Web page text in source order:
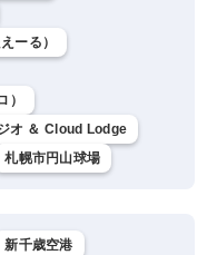
ーる）
オ ＆ Cloud Lodge
札幌市円山球場
新千歳空港